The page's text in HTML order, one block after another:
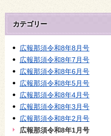
カテゴリー
広報那須令和8年8月号
広報那須令和8年7月号
広報那須令和8年6月号
広報那須令和8年5月号
広報那須令和8年4月号
広報那須令和8年3月号
広報那須令和8年2月号
広報那須令和8年1月号